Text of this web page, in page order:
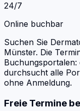
24/7
Online buchbar
Suchen Sie
Münster. Die
Buchungsportalen:
durchsucht alle
ohne Anmeldung.
Freie Termine